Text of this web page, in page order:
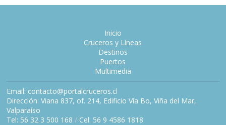
Inicio
Cruceros y Líneas
Destinos
Puertos
Multimedia
Email: contacto@portalcruceros.cl
Dirección: Viana 837, of. 214, Edificio Vía Bo, Viña del Mar,
Valparaíso
Tel: 56 32 3 500 168 / Cel: 56 9 4586 1818